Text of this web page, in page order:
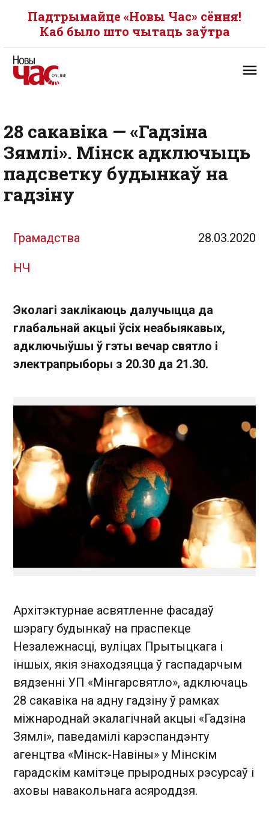
Падтрымайце «Новы Час» сёння!
Каб было што чытаць заўтра
28 сакавіка — «Гадзіна
Зямлі». Мінск адключыць
падсветку будынкаў на
гадзіну
Грамадства 28.03.2020
НЧ
Эколагі заклікаюць далучыцца да
глабальнай акцыі ўсіх неабыякавых,
адключыўшы ў гэты вечар святло і
электрапрыборы з 20.30 да 21.30.
Архітэктурнае асвятленне фасадаў
шэрагу будынкаў на праспекце
Незалежнасці, вуліцах Прытыцкага і
іншых, якія знаходзяцца ў гаспадарчым
вядзенні УП «Мінгарсвятло», адключаць
28 сакавіка на адну гадзіну ў рамках
міжнароднай экалагічнай акцыі «Гадзіна
Зямлі», паведамілі карэспандэнту
агенцтва «Мінск-Навіны» у Мінскім
гарадскім камітэце прыродных рэсурсаў і
аховы навакольнага асяроддзя.